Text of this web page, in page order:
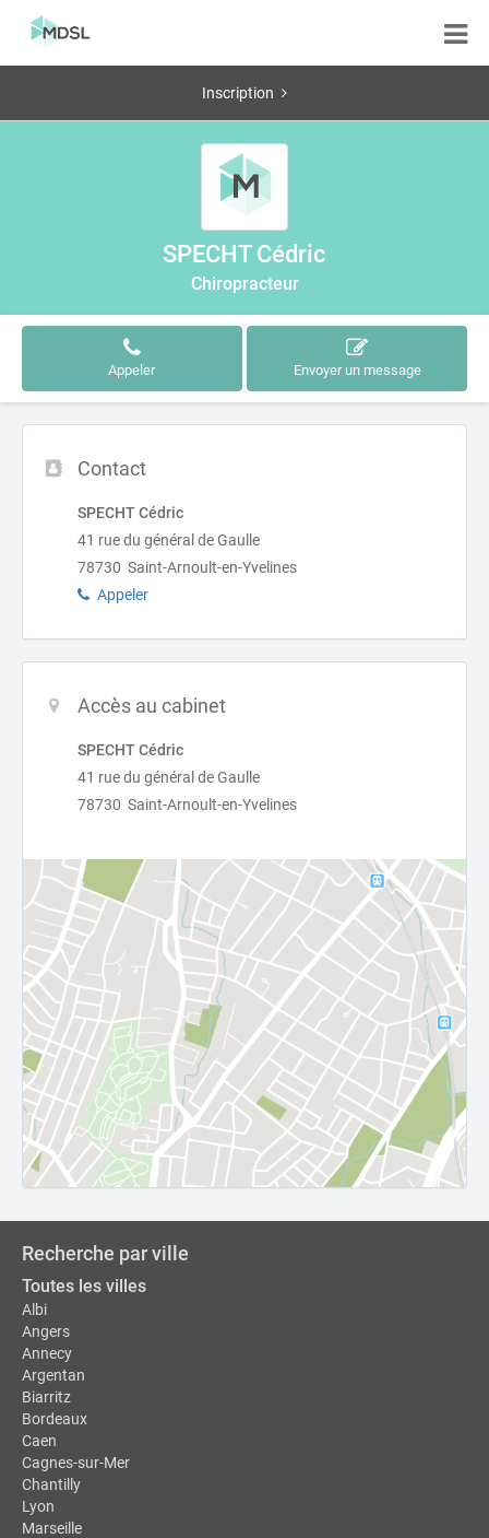
Inscription
SPECHT Cédric
Chiropracteur
Appeler Envoyer un message
Contact
SPECHT Cédric
41 rue du général de Gaulle
78730 Saint-Arnoult-en-Yvelines
Appeler
Accès au cabinet
SPECHT Cédric
41 rue du général de Gaulle
78730 Saint-Arnoult-en-Yvelines
Recherche par ville
Toutes les villes
Albi
Angers
Annecy
Argentan
Biarritz
Bordeaux
Caen
Cagnes-sur-Mer
Chantilly
Lyon
Marseille